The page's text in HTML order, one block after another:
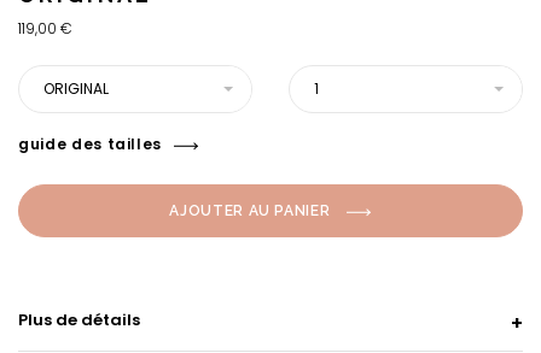
119,00 €
ORIGINAL 1
guide des tailles
AJOUTER AU PANIER
Plus de détails